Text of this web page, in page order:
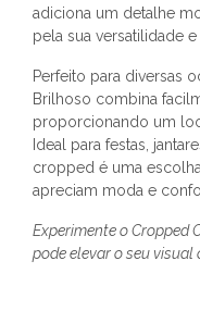
adiciona um detalhe
pela sua versatilidade e
Perfeito para diversas
Brilhoso combina
proporcionando um
Ideal para festas,
cropped é uma
apreciam moda e
Experimente o Cropped
pode elevar o seu visual